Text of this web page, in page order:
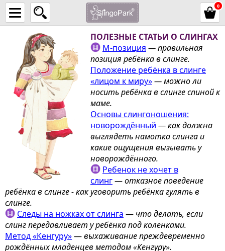
0
ПОЛЕЗНЫЕ СТАТЬИ О СЛИНГАХ
М-позиция — правильная
позиция ребёнка в слинге.
Положение ребёнка в слинге
«лицом к миру»— можно ли
носить ребёнка в слинге спиной к
маме.
Основы слингоношения:
новорождённый — как должна
выглядеть намотка слинга и
какие ощущения вызывать у
новорождённого.
Ребенок не хочет в
слинг—отказное поведение
ребёнка в слинге - как уговорить ребёнка гулять в
слинге.
Следы на ножках от слинга — что делать, если
слинг передавливает у ребёнка под коленками.
Метод «Кенгуру»—выхаживание преждевременно
рождённых младенцев методом«Кенгуру».